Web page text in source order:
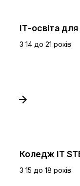
ІТ-освіта для
З 14 до 21 років
Коледж IT
З 15 до 18 років